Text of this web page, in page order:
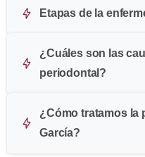
Etapas de la
¿Cuáles son las
periodontal?
¿Cómo tratamos la
García?